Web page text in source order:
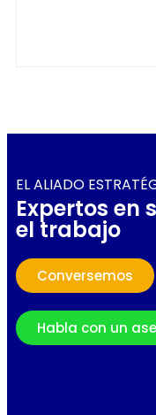
EL ALIADO
Expertos en
el trabajo
Conversemos
Habla con un